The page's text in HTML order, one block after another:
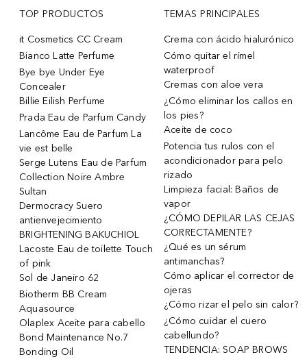
TOP PRODUCTOS
it Cosmetics CC Cream
Bianco Latte Perfume
Bye bye Under Eye
Concealer
Billie Eilish Perfume
Prada Eau de Parfum Candy
Lancôme Eau de Parfum La
vie est belle
Serge Lutens Eau de Parfum
Collection Noire Ambre
Sultan
Dermocracy Suero
antienvejecimiento
BRIGHTENING BAKUCHIOL
Lacoste Eau de toilette Touch
of pink
Sol de Janeiro 62
Biotherm BB Cream
Aquasource
Olaplex Aceite para cabello
Bond Maintenance No.7
Bonding Oil
TEMAS PRINCIPALES
Crema con ácido hialurónico
Cómo quitar el rímel
waterproof
Cremas con aloe vera
¿Cómo eliminar los callos en
los pies?
Aceite de coco
Potencia tus rulos con el
acondicionador para pelo
rizado
Limpieza facial: Baños de
vapor
¿CÓMO DEPILAR LAS CEJAS
CORRECTAMENTE?
¿Qué es un sérum
antimanchas?
Cómo aplicar el corrector de
ojeras
¿Cómo rizar el pelo sin calor?
¿Cómo cuidar el cuero
cabellundo?
TENDENCIA: SOAP BROWS